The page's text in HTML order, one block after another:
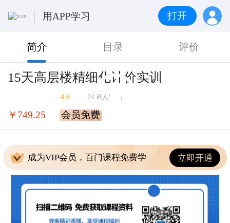
用APP学习 打开
简介 目录 评价
15天高层楼精细化计价实训
4.6 2468人学习
￥749.25 会员免费
成为VIP会员，百门课程免费学 立即开通